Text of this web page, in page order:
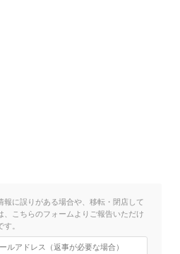
報に誤りがある場合や、移転・閉店して
、こちらのフォームよりご報告いただけ
。